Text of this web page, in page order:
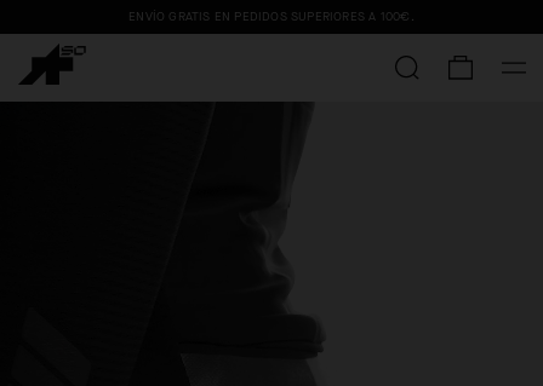
ENVÍO GRATIS EN PEDIDOS SUPERIORES A 100€ .